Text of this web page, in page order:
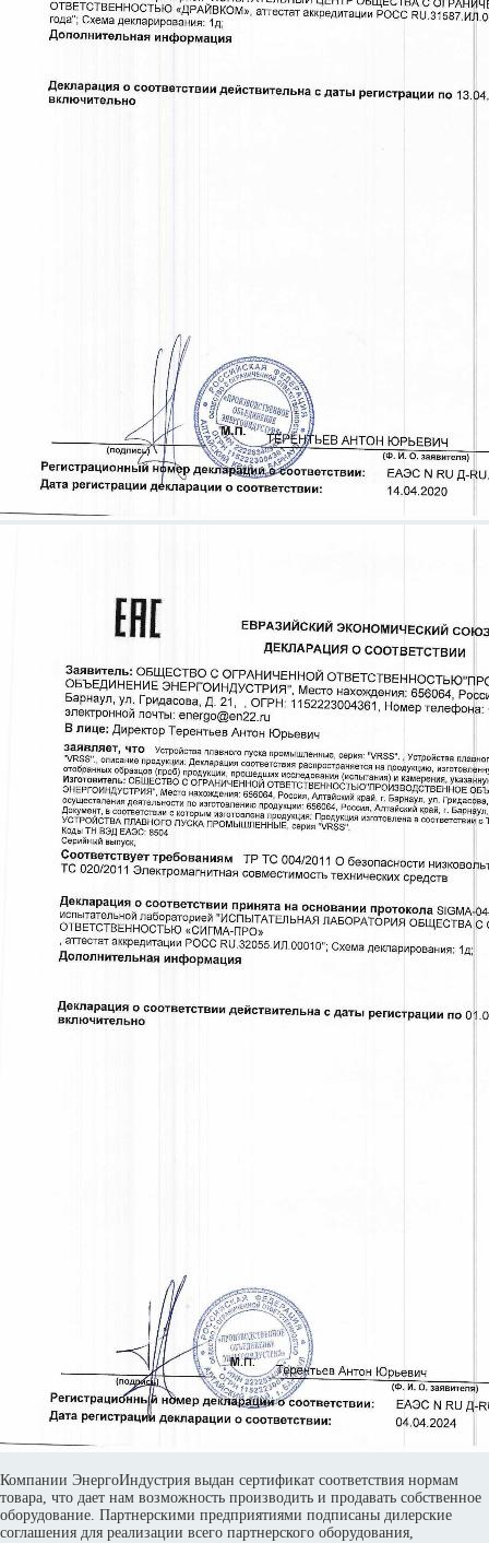
Компании ЭнергоИндустрия выдан сертификат соответствия нормам
товара, что дает нам возможность производить и продавать собственное
оборудование. Партнерскими предприятиями подписаны дилерские
соглашения для реализации всего партнерского оборудования,